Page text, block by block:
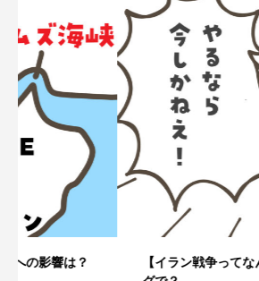
【イラン戦争ってなんなん？ その4】